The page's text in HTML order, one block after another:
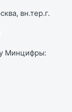
вн.тер.г.
Минцифры: